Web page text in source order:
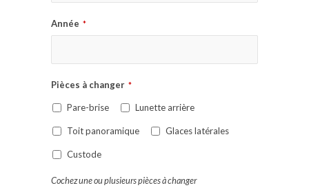
Année *
Pièces à changer *
Pare-brise Lunette arrière
Toit panoramique Glaces latérales
Custode
Cochez une ou plusieurs pièces à changer